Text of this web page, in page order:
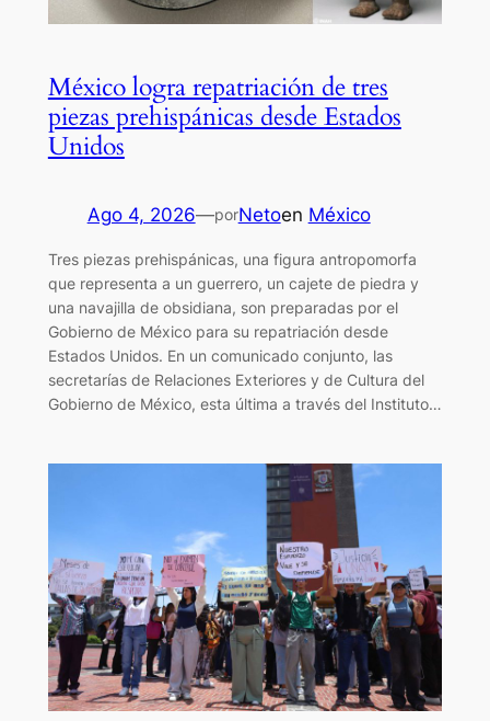
México logra repatriación de tres
piezas prehispánicas desde Estados
Unidos
Ago 4, 2026—porNetoen México
Tres piezas prehispánicas, una figura antropomorfa
que representa a un guerrero, un cajete de piedra y
una navajilla de obsidiana, son preparadas por el
Gobierno de México para su repatriación desde
Estados Unidos. En un comunicado conjunto, las
secretarías de Relaciones Exteriores y de Cultura del
Gobierno de México, esta última a través del Instituto…